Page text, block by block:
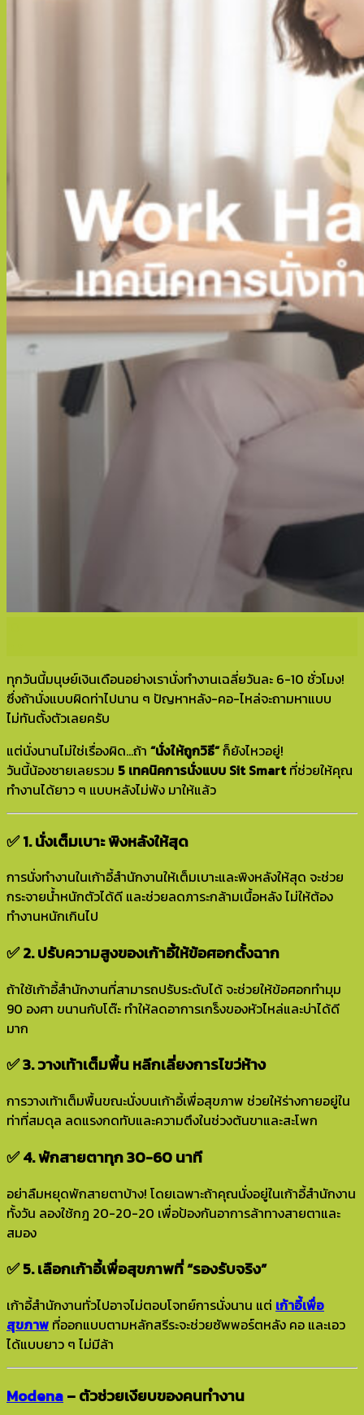
ทุกวันนี้มนุษย์เงินเดือนอย่างเรานั่งทำงานเฉลี่ยวันละ 6-10 ชั่วโมง!
ซึ่งถ้านั่งแบบผิดท่าไปนาน ๆ ปัญหาหลัง-คอ-ไหล่จะถามหาแบบ
ไม่ทันตั้งตัวเลยครับ
แต่นั่งนานไม่ใช่เรื่องผิด…ถ้า “นั่งให้ถูกวิธี”ก็ยังไหวอยู่!
วันนี้น้องชายเลยรวม 5 เทคนิคการนั่งแบบ Sit Smartที่ช่วยให้คุณ
ทำงานได้ยาว ๆ แบบหลังไม่พัง มาให้แล้ว
✅ 1. นั่งเต็มเบาะ พิงหลังให้สุด
การนั่งทำงานในเก้าอี้สำนักงานให้เต็มเบาะและพิงหลังให้สุด จะช่วย
กระจายน้ำหนักตัวได้ดี และช่วยลดภาระกล้ามเนื้อหลัง ไม่ให้ต้อง
ทำงานหนักเกินไป
✅ 2. ปรับความสูงของเก้าอี้ให้ข้อศอกตั้งฉาก
ถ้าใช้เก้าอี้สำนักงานที่สามารถปรับระดับได้ จะช่วยให้ข้อศอกทำมุม
90 องศา ขนานกับโต๊ะ ทำให้ลดอาการเกร็งของหัวไหล่และบ่าได้ดี
มาก
✅ 3. วางเท้าเต็มพื้น หลีกเลี่ยงการไขว่ห้าง
การวางเท้าเต็มพื้นขณะนั่งบนเก้าอี้เพื่อสุขภาพ ช่วยให้ร่างกายอยู่ใน
ท่าที่สมดุล ลดแรงกดทับและความตึงในช่วงต้นขาและสะโพก
✅ 4. พักสายตาทุก 30-60 นาที
อย่าลืมหยุดพักสายตาบ้าง! โดยเฉพาะถ้าคุณนั่งอยู่ในเก้าอี้สำนักงาน
ทั้งวัน ลองใช้กฎ 20-20-20 เพื่อป้องกันอาการล้าทางสายตาและ
สมอง
✅ 5. เลือกเก้าอี้เพื่อสุขภาพที่ “รองรับจริง”
เก้าอี้สำนักงานทั่วไปอาจไม่ตอบโจทย์การนั่งนาน แต่ เก้าอี้เพื่อ
สุขภาพ ที่ออกแบบตามหลักสรีระจะช่วยซัพพอร์ตหลัง คอ และเอว
ได้แบบยาว ๆ ไม่มีล้า
Modena– ตัวช่วยเงียบของคนทำงาน